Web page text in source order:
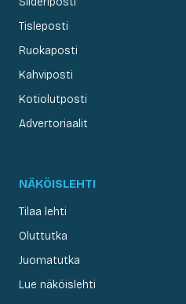
Tisleposti
Ruokaposti
Kahviposti
Kotiolutposti
Advertoriaalit
NÄKÖISLEHTI
Tilaa lehti
Oluttutka
Juomatutka
Lue näköislehti